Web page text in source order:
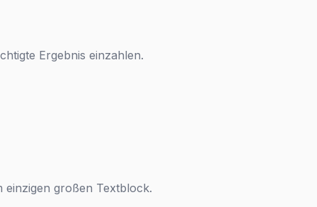
Ergebnis einzahlen.
einzigen großen Textblock.